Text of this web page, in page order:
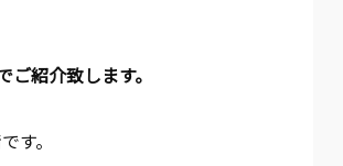
紹介致します。
す。